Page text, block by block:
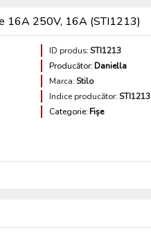
16A 250V, 16A (STI1213)
ID produs: STI1213
Producător: Daniella
Marca: Stilo
Indice producător: STI1213
Categorie: Fișe